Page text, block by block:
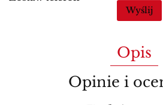
Wyślij
Opis
Opinie i